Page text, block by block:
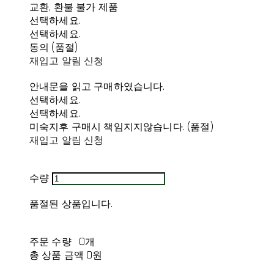
교환, 환불 불가 제품
선택하세요.
선택하세요.
동의 (품절)
재입고 알림 신청
안내문을 읽고 구매하였습니다.
선택하세요.
선택하세요.
미숙지후 구매시 책임지지않습니다. (품절)
재입고 알림 신청
수량
품절된 상품입니다.
주문 수량
0개
총 상품 금액 0원